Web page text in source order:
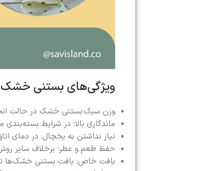
ویژگی‌های بستنی خشک
وزن سبک:بستنی خشک در حالت انجماد
ماندگاری بالا: در شرایط
نیاز نداشتن به یخچال: در دمای
حفظ طعم و عطر: برخلاف سایر
بافت خاص: بافت بستنی خشک‌ها